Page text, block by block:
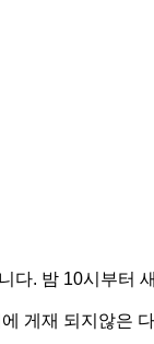
유
유
다. 밤 10시부터
게재 되지않은